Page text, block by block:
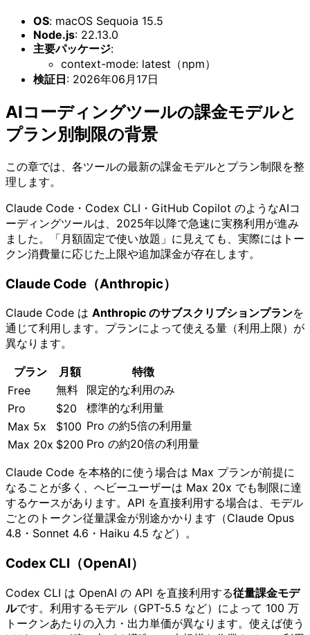
OS: macOS Sequoia 15.5
Node.js: 22.13.0
主要パッケージ:
context-mode: latest（npm）
検証日: 2026年06月17日
AIコーディングツールの課金モデルと
プラン別制限の背景
この章では、各ツールの最新の課金モデルとプラン制限を整
理します。
Claude Code・Codex CLI・GitHub Copilot のようなAIコ
ーディングツールは、2025年以降で急速に実務利用が進み
ました。「月額固定で使い放題」に見えても、実際にはトー
クン消費量に応じた上限や追加課金が存在します。
Claude Code（Anthropic）
Claude Code は Anthropic のサブスクリプションプランを
通じて利用します。プランによって使える量（利用上限）が
異なります。
プラン 月額
特徴
Free
無料
限定的な利用のみ
Pro
$20
標準的な利用量
Max 5x
$100 Pro の約5倍の利用量
Max 20x $200 Pro の約20倍の利用量
Claude Code を本格的に使う場合は Max プランが前提に
なることが多く、ヘビーユーザーは Max 20x でも制限に達
するケースがあります。API を直接利用する場合は、モデル
ごとのトークン従量課金が別途かかります（Claude Opus
4.8・Sonnet 4.6・Haiku 4.5 など）。
Codex CLI（OpenAI）
Codex CLI は OpenAI の API を直接利用する従量課金モデ
ルです。利用するモデル（GPT-5.5 など）によって 100 万
トークンあたりの入力・出力単価が異なります。使えば使う